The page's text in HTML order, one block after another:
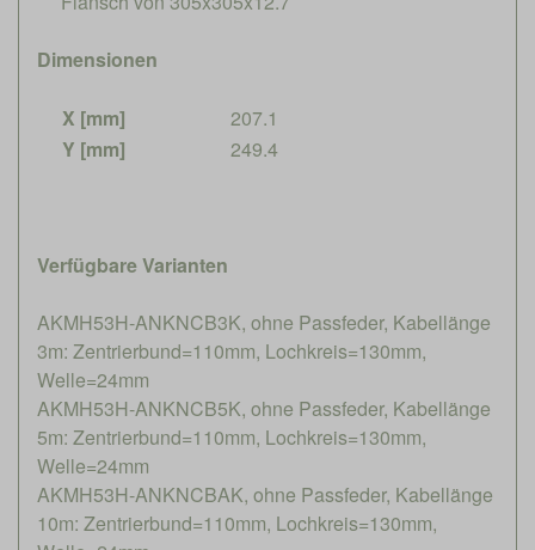
Dimensionen
X [mm]
207.1
Y [mm]
249.4
Verfügbare Varianten
AKMH53H-ANKNCB3K, ohne Passfeder, Kabellänge
3m: Zentrierbund=110mm, Lochkreis=130mm,
Welle=24mm
AKMH53H-ANKNCB5K, ohne Passfeder, Kabellänge
5m: Zentrierbund=110mm, Lochkreis=130mm,
Welle=24mm
AKMH53H-ANKNCBAK, ohne Passfeder, Kabellänge
10m: Zentrierbund=110mm, Lochkreis=130mm,